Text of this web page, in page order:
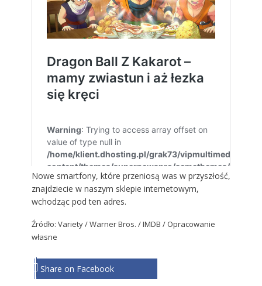
Nowe smartfony, które przeniosą was w przyszłość,
znajdziecie w naszym sklepie internetowym,
wchodząc pod ten adres.
Źródło: Variety/ Warner Bros. / IMDB / Opracowanie
własne
Share on Facebook